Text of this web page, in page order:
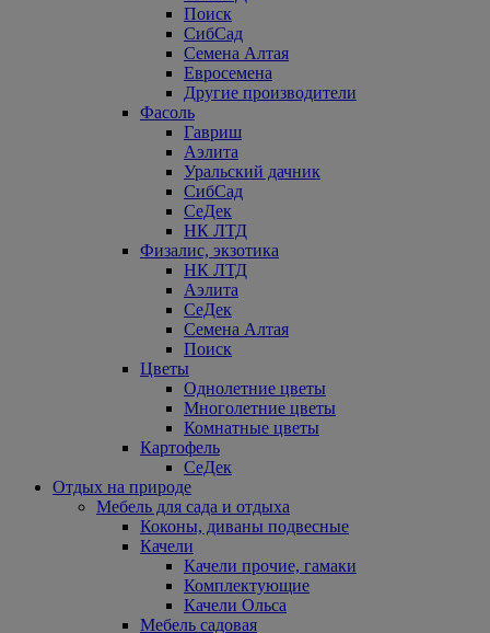
Поиск
СибСад
Семена Алтая
Евросемена
Другие производители
Фасоль
Гавриш
Аэлита
Уральский дачник
СибСад
СеДек
НК ЛТД
Физалис, экзотика
НК ЛТД
Аэлита
СеДек
Семена Алтая
Поиск
Цветы
Однолетние цветы
Многолетние цветы
Комнатные цветы
Картофель
СеДек
Отдых на природе
Мебель для сада и отдыха
Коконы, диваны подвесные
Качели
Качели прочие, гамаки
Комплектующие
Качели Ольса
Мебель садовая